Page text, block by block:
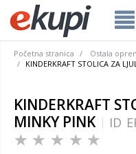
Početna stranica
Ostala
KINDERKRAFT STOLICA ZA
KINDERKRAFT
MINKY PINK
ID